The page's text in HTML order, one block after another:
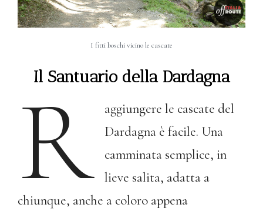
I fitti boschi vicino le cascate
Il Santuario della Dardagna
R
aggiungere le cascate del
Dardagna è facile. Una
camminata semplice, in
lieve salita, adatta a
chiunque, anche a coloro appena